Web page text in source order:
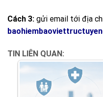
Cách 3: gửi email tới địa
TIN LIÊN QUAN: